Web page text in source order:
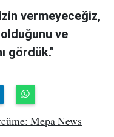
vermeyeceğiz,
ve
gördük."
Mepa News